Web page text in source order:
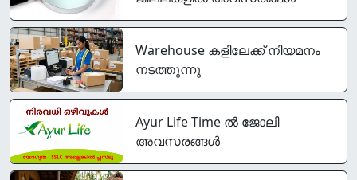
Warehouse കളിലേക്ക് നിയമനം
നടത്തുന്നു
Ayur Life Time ൽ ജോലി
അവസരങ്ങൾ